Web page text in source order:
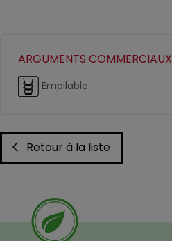
ARGUMENTS COMMERCIAUX
Empilable
Retour à la liste